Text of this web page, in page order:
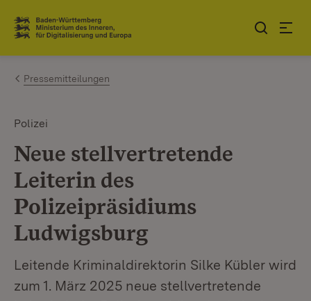
Zum Inhalt springen
Link zur Startseite
Pressemitteilungen
Polizei
Neue stellvertretende
Leiterin des
Polizeipräsidiums
Ludwigsburg
Leitende Kriminaldirektorin Silke Kübler wird
zum 1. März 2025 neue stellvertretende